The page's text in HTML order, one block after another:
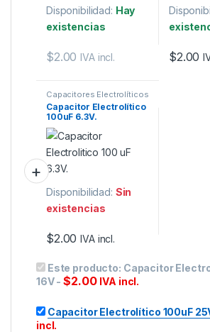
Disponibilidad: Hay
existencias
$2.00 IVA incl. $2.00
Capacitores Electrolíticos
Capacitor Electrolítico
100uF 6.3V.
Disponibilidad: Sin
existencias
$2.00 IVA incl.
Este producto: Capacitor
16V-$2.00 IVA incl.
Capacitor Electrolítico 100uF
incl.